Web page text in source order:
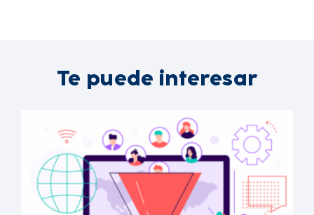
Te puede interesar